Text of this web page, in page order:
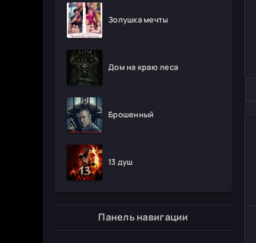
Золушка мечты
Дом на краю леса
Брошенный
13 душ
Панель навигации